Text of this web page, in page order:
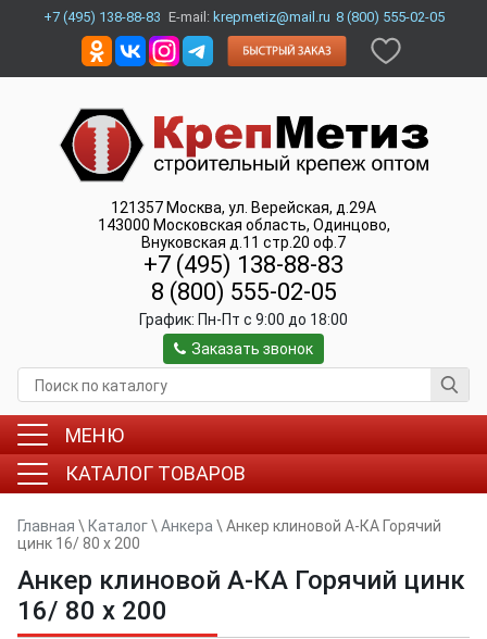
+7 (495) 138-88-83 E-mail: krepmetiz@mail.ru 8 (800) 555-02-05
121357 Москва, ул. Верейская, д.29А
143000 Московская область, Одинцово,
Внуковская д.11 стр.20 оф.7
+7 (495) 138-88-83
8 (800) 555-02-05
График: Пн-Пт c 9:00 до 18:00
Заказать звонок
МЕНЮ
КАТАЛОГ ТОВАРОВ
Главная \ Каталог\ Анкера \ Анкер клиновой А-КА Горячий
цинк 16/ 80 x 200
Анкер клиновой А-КА Горячий цинк
16/ 80 x 200